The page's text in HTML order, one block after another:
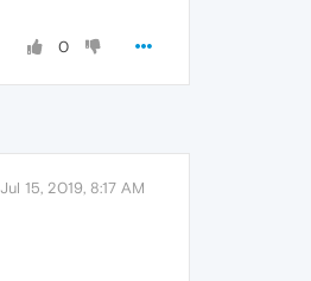
0
Jul 15, 2019, 8:17 AM